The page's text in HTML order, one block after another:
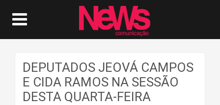
DEPUTADOS JEOVÁ CAMPOS
E CIDA RAMOS NA SESSÃO
DESTA QUARTA-FEIRA